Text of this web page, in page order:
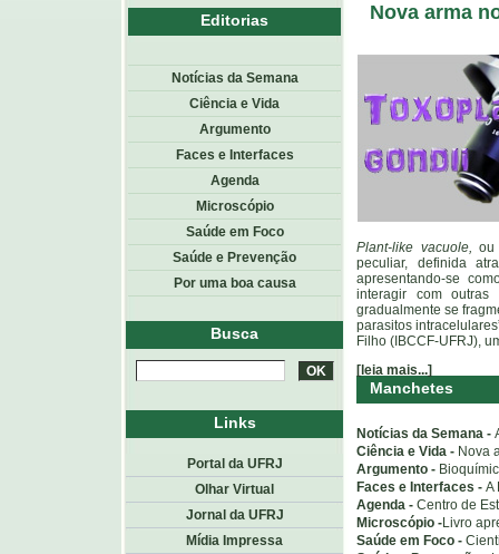
Nova arma
Plant-like vacuole,
peculiar, definida
apresentando-se
interagir com outras
gradualmente se
parasitos
Filho (IBCCF-UFRJ),
[leia mais...]
Manchetes
Notícias da Semana -
Ciência e Vida - Nova
Argumento -
Faces e Interfaces - A
Agenda - Centro de
Microscópio -Livro
Saúde em Foco -
Editorias
Notícias da Semana
Ciência e Vida
Argumento
Faces e Interfaces
Agenda
Microscópio
Saúde em Foco
Saúde e Prevenção
Por uma boa causa
Busca
Links
Portal da UFRJ
Olhar Virtual
Jornal da UFRJ
Mídia Impressa